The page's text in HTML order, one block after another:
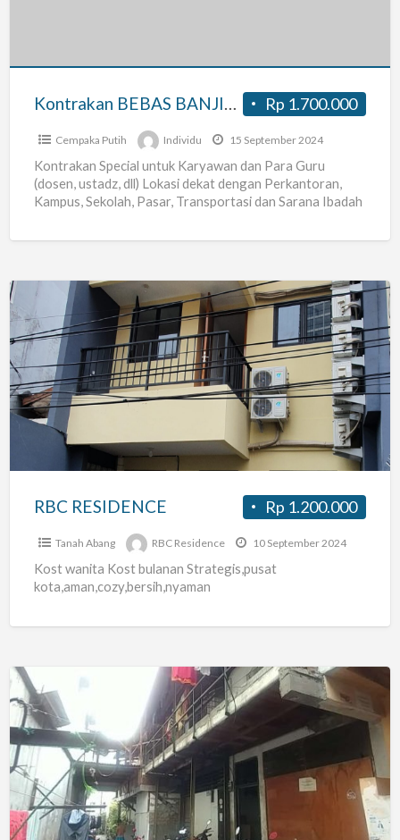
Strategis
Cempaka
Putih
Rp 1.700.000
Kontrakan BEBAS BANJIR & Dekat Perkantoran, Strategis di Cempaka Putih
Cempaka Putih Individu 15 September 2024
Kontrakan Special untuk Karyawan dan Para Guru
(dosen, ustadz, dll) Lokasi dekat dengan Perkantoran,
Kampus, Sekolah, Pasar, Transportasi dan Sarana Ibadah
RBC
RESIDENCE
Rp 1.200.000
RBC RESIDENCE
Tanah Abang RBC Residence 10 September 2024
Kost wanita Kost bulanan Strategis,pusat
kota,aman,cozy,bersih,nyaman
rmh
kost
Kalibaru
Timur
Gg1
no.5